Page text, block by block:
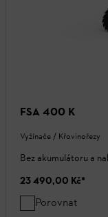
FSA 400 K
Vyžínače / Křovinořezy
Bez akumulátoru a
23 490,00 Kč*
Porovnat